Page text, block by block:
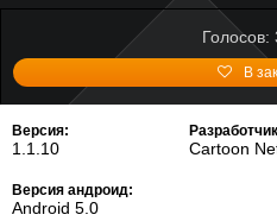
Голосов:
В
Версия:
1.1.10 Cartoon
Версия андроид:
Android 5.0